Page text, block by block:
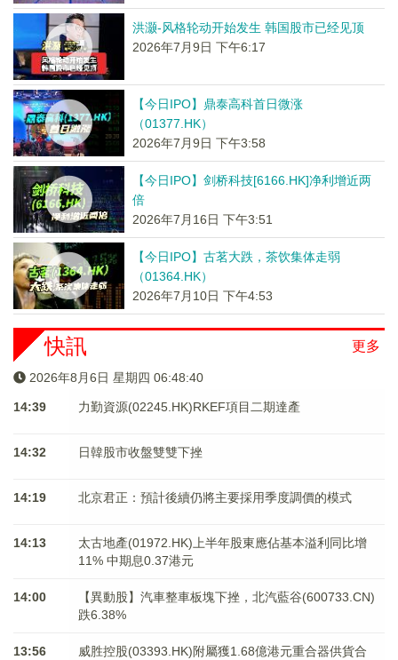
洪灏-风格轮动开始发生 韩国股市已经见顶
2026年7月9日 下午6:17
【今日IPO】鼎泰高科首日微涨
（01377.HK）
2026年7月9日 下午3:58
【今日IPO】剑桥科技[6166.HK]净利增近两
倍
2026年7月16日 下午3:51
【今日IPO】古茗大跌，茶饮集体走弱
（01364.HK）
2026年7月10日 下午4:53
更多
快訊
2026年8月6日 星期四 06:48:41
14:39 力勤資源(02245.HK)RKEF項目二期達產
14:32 日韓股市收盤雙雙下挫
14:19 北京君正：預計後續仍將主要採用季度調價的模式
14:13
太古地產(01972.HK)上半年股東應佔基本溢利同比增
11% 中期息0.37港元
14:00
【異動股】汽車整車板塊下挫，北汽藍谷(600733.CN)
跌6.38%
13:56
威胜控股(03393.HK)附屬獲1.68億港元重合器供貨合